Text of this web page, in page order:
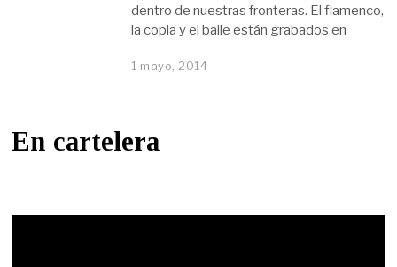
dentro de nuestras fronteras. El flamenco,
la copla y el baile están grabados en
1 mayo, 2014
En cartelera